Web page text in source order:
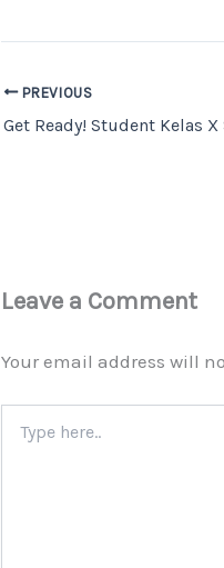
PREVIOUS
Leave a Comment
Your email address will
here..